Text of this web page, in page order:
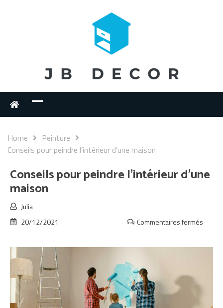
Home
Peinture
Conseils pour peindre l’intérieur d’une maison
Conseils pour peindre l’intérieur d’une
maison
Julia
20/12/2021
Commentaires fermés